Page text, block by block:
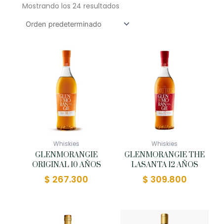
Mostrando los 24 resultados
Whiskies
GLENMORANGIE
ORIGINAL 10 AÑOS
$ 267.300
Whiskies
GLENMORANGIE THE
LASANTA 12 AÑOS
$ 309.800